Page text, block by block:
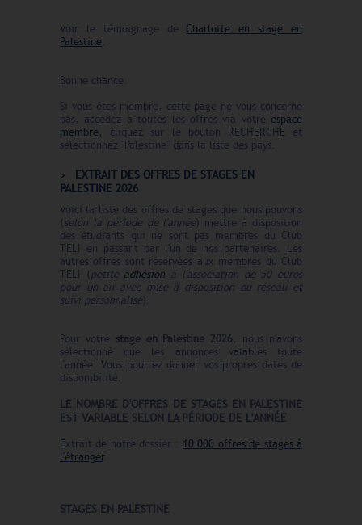
Voir le témoignage de Charlotte en stage en
Palestine.
Bonne chance.
Si vous êtes membre, cette page ne vous concerne
pas, accédez à toutes les offres via votre espace
membre, cliquez sur le bouton RECHERCHE et
sélectionnez "Palestine" dans la liste des pays.
EXTRAIT DES OFFRES DE STAGES EN
PALESTINE 2026
Voici la liste des offres de stages que nous pouvons
(selon la période de l'année ) mettre à disposition
des étudiants qui ne sont pas membres du Club
TELI en passant par l'un de nos partenaires. Les
autres offres sont réservées aux membres du Club
TELI (petite adhésion à l'association de 50 euros
pour un an avec mise à disposition du réseau et
suivi personnalisé ).
Pour votre stage en Palestine 2026, nous n'avons
sélectionné que les annonces valables toute
l'année. Vous pourrez donner vos propres dates de
disponibilité.
LE NOMBRE D'OFFRES DE STAGES EN PALESTINE
EST VARIABLE SELON LA PÉRIODE DE L'ANNÉE
Extrait de notre dossier : 10 000 offres de stages à
l'étranger.
STAGES EN PALESTINE